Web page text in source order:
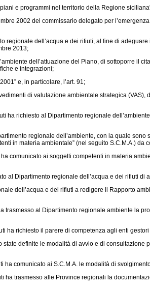
e programmi nel territorio della Regione
2002 del commissario delegato per
dell’acqua e dei rifiuti, al fine di
2013;
dell’attuazione del Piano, di sottoporre il
e integrazioni;
e, in particolare, l’art. 91;
di valutazione ambientale strategica
richiesto al Dipartimento regionale
regionale dell’ambiente, con la quale
in materia ambientale” (nel seguito S.C.M.A.) da
comunicato ai soggetti competenti in materia
Dipartimento regionale dell’acqua e dei rifiuti di
dell’acqua e dei rifiuti a redigere il Rapporto
al Dipartimento regionale ambiente la
ha richiesto il parere di competenza agli enti
definite le modalità di avvio e di consultazione
comunicato ai S.C.M.A. le modalità di
trasmesso alle Province regionali la